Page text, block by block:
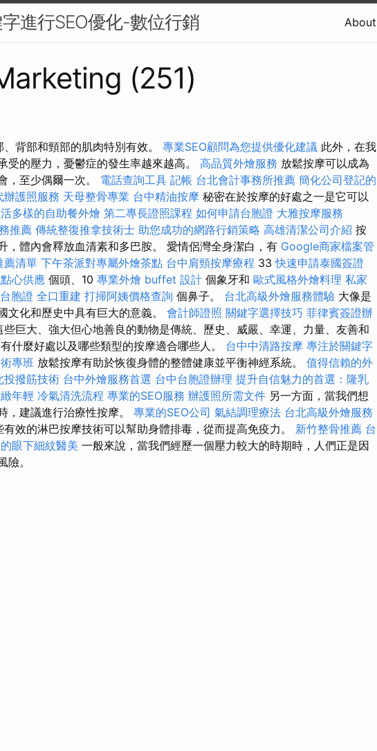
進行SEO優化-數位行銷 About
(251)
背部和頸部的肌肉特別有效。 專業SEO顧問為您提供優化建議 此外，在我
受的壓力，憂鬱症的發生率越來越高。 高品質外燴服務 放鬆按摩可以成為
，至少偶爾一次。 電話查詢工具 記帳 台北會計事務所推薦 簡化公司登記的
辦護照服務 天母整骨專業 台中精油按摩 秘密在於按摩的好處之一是它可以
多樣的自助餐外燴 第二專長證照課程 如何申請台胞證 大雅按摩服務
推薦 傳統整復推拿技術士 助您成功的網路行銷策略 高雄清潔公司介紹 按
，體內會釋放血清素和多巴胺。 愛情侶灣全身潔白，有 Google商家檔案管
薦清單 下午茶派對專屬外燴茶點 台中肩頸按摩療程 33快速申請泰國簽證
心供應 個頭、10 專業外燴 buffet 設計 個象牙和 歐式風格外燴料理 私家
胞證 全口重建 打掃阿姨價格查詢 個鼻子。 台北高級外燴服務體驗 大像是
文化和歷史中具有巨大的意義。 會計師證照 關鍵字選擇技巧 菲律賓簽證辦
些巨大、強大但心地善良的動物是傳統、歷史、威嚴、幸運、力量、友善和
什麼好處以及哪些類型的按摩適合哪些人。 台中中清路按摩 專注於關鍵字
專班 放鬆按摩有助於恢復身體的整體健康並平衡神經系統。 值得信賴的外
投撥筋技術 台中外燴服務首選 台中台胞證辦理 提升自信魅力的首選：隆乳
年輕 冷氣清洗流程 專業的SEO服務 辦護照所需文件 另一方面，當我們想
，建議進行治療性按摩。 專業的SEO公司 氣結調理療法 台北高級外燴服務
有效的淋巴按摩技術可以幫助身體排毒，從而提高免疫力。 新竹整骨推薦 台
眼下細紋醫美 一般來說，當我們經歷一個壓力較大的時期時，人們正是因
。